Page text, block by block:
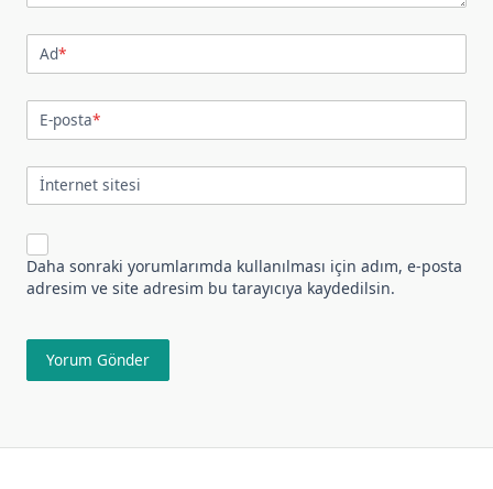
Ad*
E-posta*
İnternet sitesi
Daha sonraki yorumlarımda kullanılması için adım, e-posta
adresim ve site adresim bu tarayıcıya kaydedilsin.